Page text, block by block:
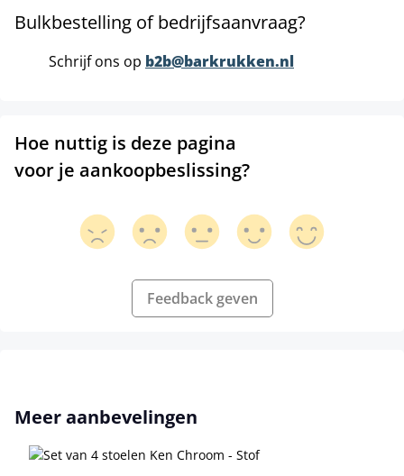
Bulkbestelling of bedrijfsaanvraag?
Schrijf ons op b2b@barkrukken.nl
Hoe nuttig is deze pagina
voor je aankoopbeslissing?
Feedback geven
Productgalerij overslaan
Meer aanbevelingen